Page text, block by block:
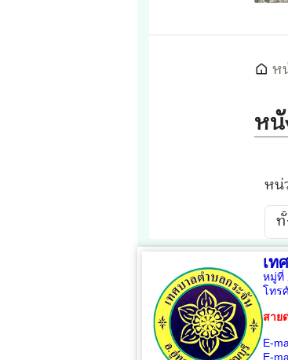
เท
หมู่ที่
โทร
สาย
E-
E-